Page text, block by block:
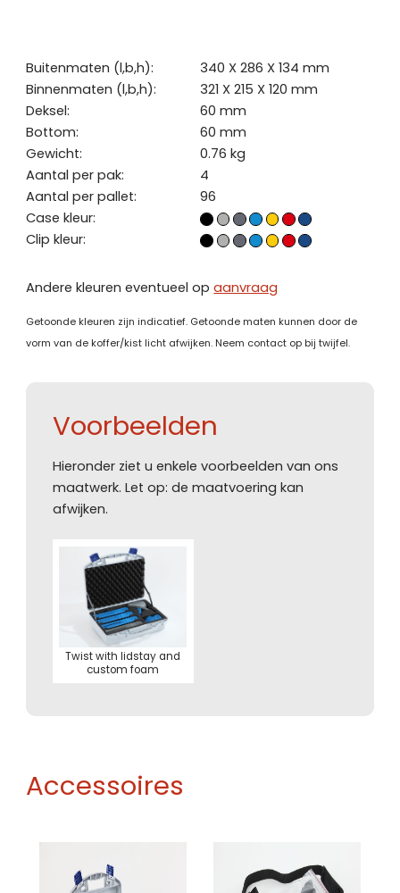
Buitenmaten (l,b,h):
340 X 286 X 134 mm
Binnenmaten (l,b,h):
321 X 215 X 120 mm
Deksel:
60 mm
Bottom:
60 mm
Gewicht:
0.76 kg
Aantal per pak:
4
Aantal per pallet:
96
Case kleur:
Clip kleur:
Andere kleuren eventueel opaanvraag
Getoonde kleuren zijn indicatief. Getoonde maten kunnen door de
vorm van de koffer/kist licht afwijken. Neem contact op bij twijfel.
Voorbeelden
Hieronder ziet u enkele voorbeelden van ons
maatwerk. Let op: de maatvoering kan
afwijken.
Twist with lidstay and
custom foam
Accessoires